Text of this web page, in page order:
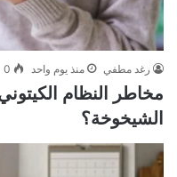
رغد مطفي منذ يوم واحد 0
مخاطر النظام
الشيخوخة؟